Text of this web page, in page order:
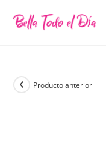
Producto anterior